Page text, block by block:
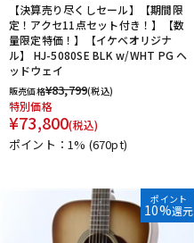
【決算売り尽くしセール】【期間限
定！アクセ11点セット付き！】【数
量限定特価！】【イケベオリジナ
ル】 HJ-5080SE BLK w/WHT PG ヘ
ッドウェイ
販売価格¥83,799(税込)
特別価格
¥73,800(税込)
ポイント：1% (670pt)
ポイント
10%還元